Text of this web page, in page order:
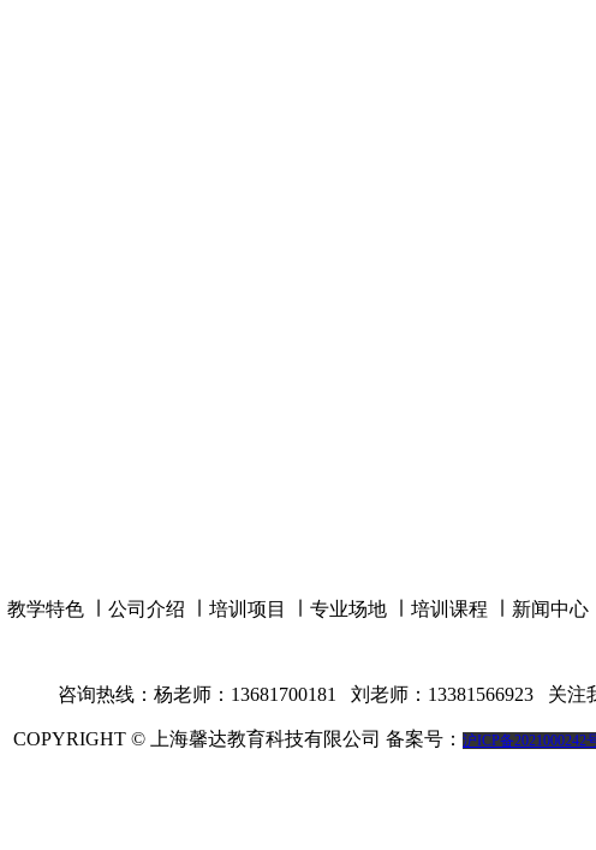
教学特色 公司介绍 培训项目 专业场地 培训课程 新闻中心
咨询热线：杨老师：13681700181 刘老师：13381566923 关注
COPYRIGHT © 上海馨达教育科技有限公司 备案号： 沪ICP备2021000242